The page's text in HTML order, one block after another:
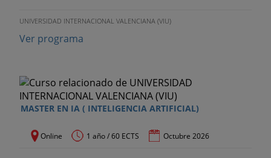
UNIVERSIDAD INTERNACIONAL VALENCIANA (VIU)
Ver programa
MASTER EN IA ( INTELIGENCIA ARTIFICIAL)
Online 1 año / 60 ECTS Octubre 2026